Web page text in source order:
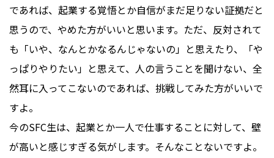
であれば、起業する覚悟とか自信がまだ足りない証拠だと
思うので、やめた方がいいと思います。ただ、反対されて
も「いや、なんとかなるんじゃないの」と思えたり、「や
っぱりやりたい」と思えて、人の言うことを聞けない、全
然耳に入ってこないのであれば、挑戦してみた方がいいで
すよ。
今のSFC生は、起業とか一人で仕事することに対して、壁
が高いと感じすぎる気がします。そんなことないですよ。